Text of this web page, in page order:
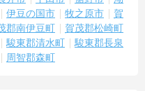
セント以上と高く、急なシフ
くい人員体制です
のケアを行うため、月平均の
少なめに抑えられます
伊豆の国市 牧之原市
賀
郡南伊豆町
賀茂郡松崎町
駿東郡清水町
駿東郡長泉
周智郡森町